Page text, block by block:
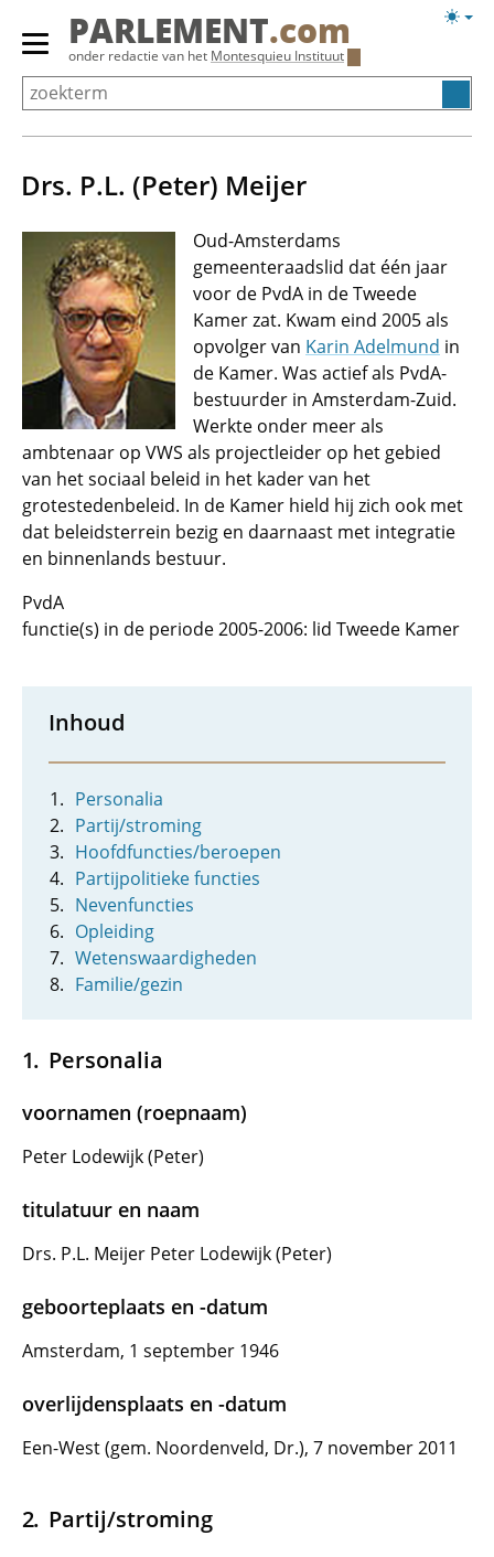
Overslaan
Primair
menu
tonen/verbergen
PARLEMENT.com
onder redactie van het Montesquieu Instituut
Drs. P.L. (Peter) Meijer
Oud-Amsterdams
gemeenteraadslid dat één jaar
voor de PvdA in de Tweede
Kamer zat. Kwam eind 2005 als
opvolger van Karin Adelmund in
de Kamer. Was actief als PvdA-
bestuurder in Amsterdam-Zuid.
Werkte onder meer als
ambtenaar op VWS als projectleider op het gebied
van het sociaal beleid in het kader van het
grotestedenbeleid. In de Kamer hield hij zich ook met
dat beleidsterrein bezig en daarnaast met integratie
en binnenlands bestuur.
PvdA
functie(s) in de periode 2005-2006: lid Tweede Kamer
Inhoud
Personalia
Partij/stroming
Hoofdfuncties/beroepen
Partijpolitieke functies
Nevenfuncties
Opleiding
Wetenswaardigheden
Familie/gezin
Personalia
voornamen (roepnaam)
Peter Lodewijk (Peter)
titulatuur en naam
Drs. P.L. Meijer Peter Lodewijk (Peter)
geboorteplaats en -datum
Amsterdam, 1 september 1946
overlijdensplaats en -datum
Een-West (gem. Noordenveld, Dr.), 7 november 2011
Partij/stroming